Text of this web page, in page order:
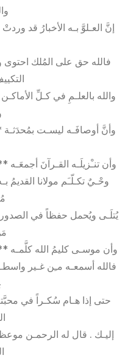
إنَّ العـلوَّ بـه الأخبارُ قد
فالله حق على المُلك
والله بالعلـمِ في كـلِّ
وأنَّ أوصافَـه ليسـت
وأن تنـْزيلَـه القـرآنَ
وحْـيٌ تكـلّـَم مولانا
يُتلَـى ويُحمل حفظاً في
وأن موسـى كليمُ الله كلَّمـه
فالله أسمعـه مـِن غـير
حتى إذا هـام سُكـراً في
إليـك . قال له الرحمـن